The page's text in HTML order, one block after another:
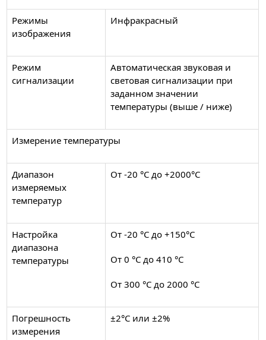
Режимы
изображения
Инфракрасный
Режим
сигнализации
Автоматическая звуковая и
световая сигнализации при
заданном значении
температуры (выше / ниже)
Измерение температуры
Диапазон
измеряемых
температур
От -20 °С до +2000°С
Настройка
диапазона
температуры
От -20 °С до +150°С
От 0 °С до 410 °С
От 300 °С до 2000 °С
Погрешность
измерения
±2°C или ±2%